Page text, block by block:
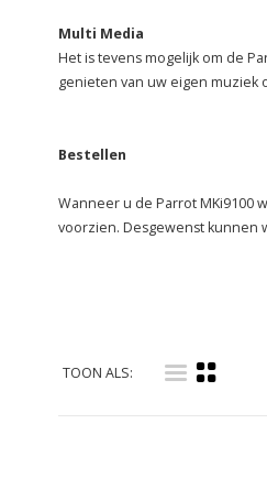
Multi Media
Het is tevens mogelijk om de
genieten van uw eigen muziek
Bestellen
Wanneer u de Parrot MKi9100
voorzien. Desgewenst kunnen
TOON ALS: i k